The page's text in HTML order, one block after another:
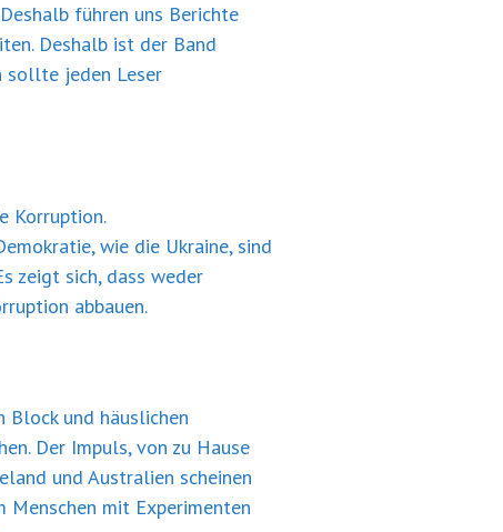
führen uns Berichte
Deshalb ist der Band
sollte jeden Leser
Korruption.
wie die Ukraine, sind
zeigt sich, dass weder
abbauen.
Block und häuslichen
Der Impuls, von zu Hause
und Australien scheinen
mit Experimenten